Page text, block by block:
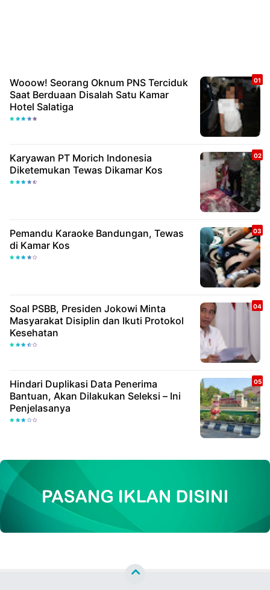
Wooow! Seorang Oknum PNS Terciduk
Saat Berduaan Disalah Satu Kamar
Hotel Salatiga
Karyawan PT Morich Indonesia
Diketemukan Tewas Dikamar Kos
Pemandu Karaoke Bandungan, Tewas
di Kamar Kos
Soal PSBB, Presiden Jokowi Minta
Masyarakat Disiplin dan Ikuti Protokol
Kesehatan
Hindari Duplikasi Data Penerima
Bantuan, Akan Dilakukan Seleksi – Ini
Penjelasanya